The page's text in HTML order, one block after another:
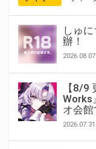
しゅ
辦！
2026.08.07
【8/9
Works
オ会館
2026.07.31